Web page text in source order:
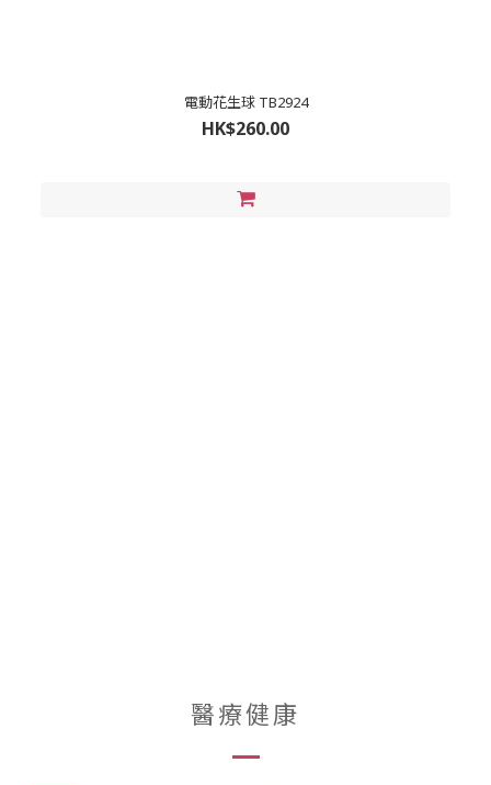
電動花生球 TB2924
HK$260.00
醫療健康